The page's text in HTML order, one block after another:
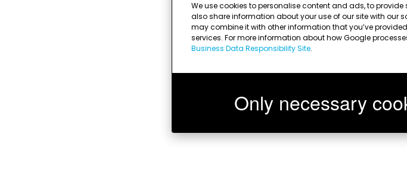
We use cookies to personalise content and ads, to
also share information about your use of our site with
may combine it with other information that you’ve
services. For more information about how Google
Business Data Responsibility Site.
Only necessary